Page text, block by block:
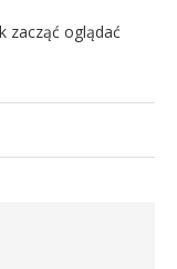
zacząć oglądać